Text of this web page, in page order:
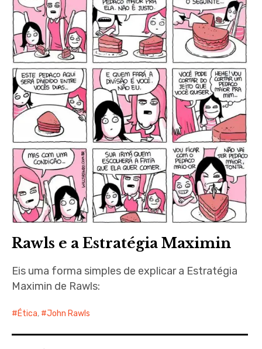
Rawls e a Estratégia Maximin
Eis uma forma simples de explicar a Estratégia
Maximin de Rawls:
Ética, John Rawls